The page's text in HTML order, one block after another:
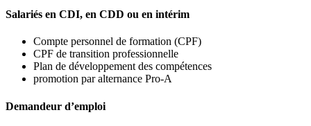
Salariés en CDI, en CDD ou en intérim
Compte personnel de formation (CPF)
CPF de transition professionnelle
Plan de développement des compétences
promotion par alternance Pro-A
Demandeur d’emploi